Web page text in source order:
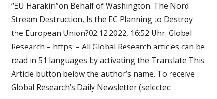
Politik
Wirtschaft
Wissenschaft
“EU Harakiri”on Behalf of Washington. The Nord
Stream Destruction, Is the EC Planning to Destroy
the European Union?02.12.2022, 16:52 Uhr. Global
Research – https: – All Global Research articles can be
read in 51 languages by activating the Translate This
Article button below the author’s name. To receive
Global Research’s Daily Newsletter (selected